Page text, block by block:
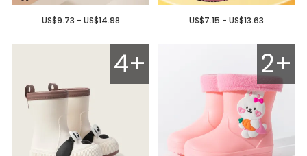
US$9.73 - US$14.98 US$7.15 - US$13.63
4+ 2+